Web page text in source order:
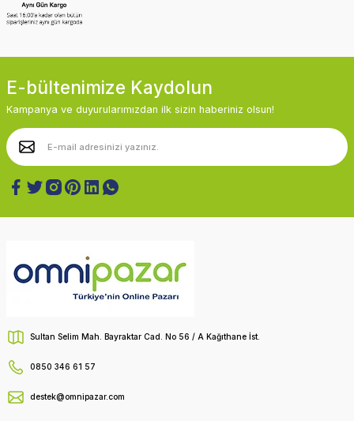
E-bültenimize Kaydolun
Kampanya ve duyurularımızdan ilk sizin haberiniz olsun!
Sultan Selim Mah. Bayraktar Cad. No 56 / A Kağıthane İst.
0850 346 61 57
destek@omnipazar.com